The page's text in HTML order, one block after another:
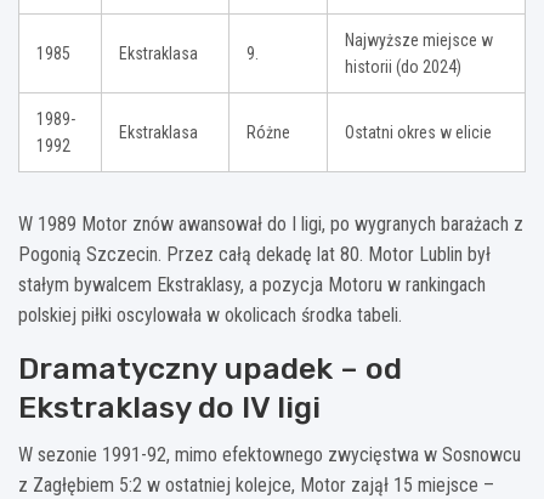
1985 Ekstraklasa 9.
Najwyższe miejsce w
historii (do 2024)
1989-
1992
Ekstraklasa Różne Ostatni okres w elicie
W 1989 Motor znów awansował do I ligi, po wygranych barażach z
Pogonią Szczecin. Przez całą dekadę lat 80. Motor Lublin był
stałym bywalcem Ekstraklasy, a pozycja Motoru w rankingach
polskiej piłki oscylowała w okolicach środka tabeli.
Dramatyczny upadek – od
Ekstraklasy do IV ligi
W sezonie 1991-92, mimo efektownego zwycięstwa w Sosnowcu
z Zagłębiem 5:2 w ostatniej kolejce, Motor zajął 15 miejsce –